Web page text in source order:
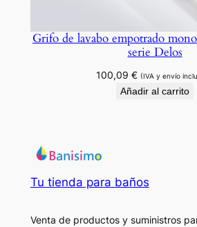
Grifo de lavabo empotrado
serie Delos
100,09 € (IVA y envío
Añadir al carrito
Tu tienda para baños
Venta de productos y suministros